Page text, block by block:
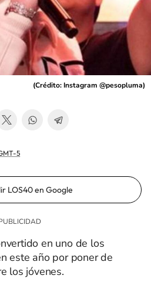
(Crédito: Instagram @pesopluma)
5
LOS40 en Google
en uno de los
este año por poner de
los jóvenes.